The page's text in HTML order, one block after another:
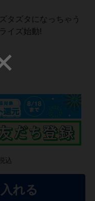
タズタになっちゃう
イズ始動!
込
れる